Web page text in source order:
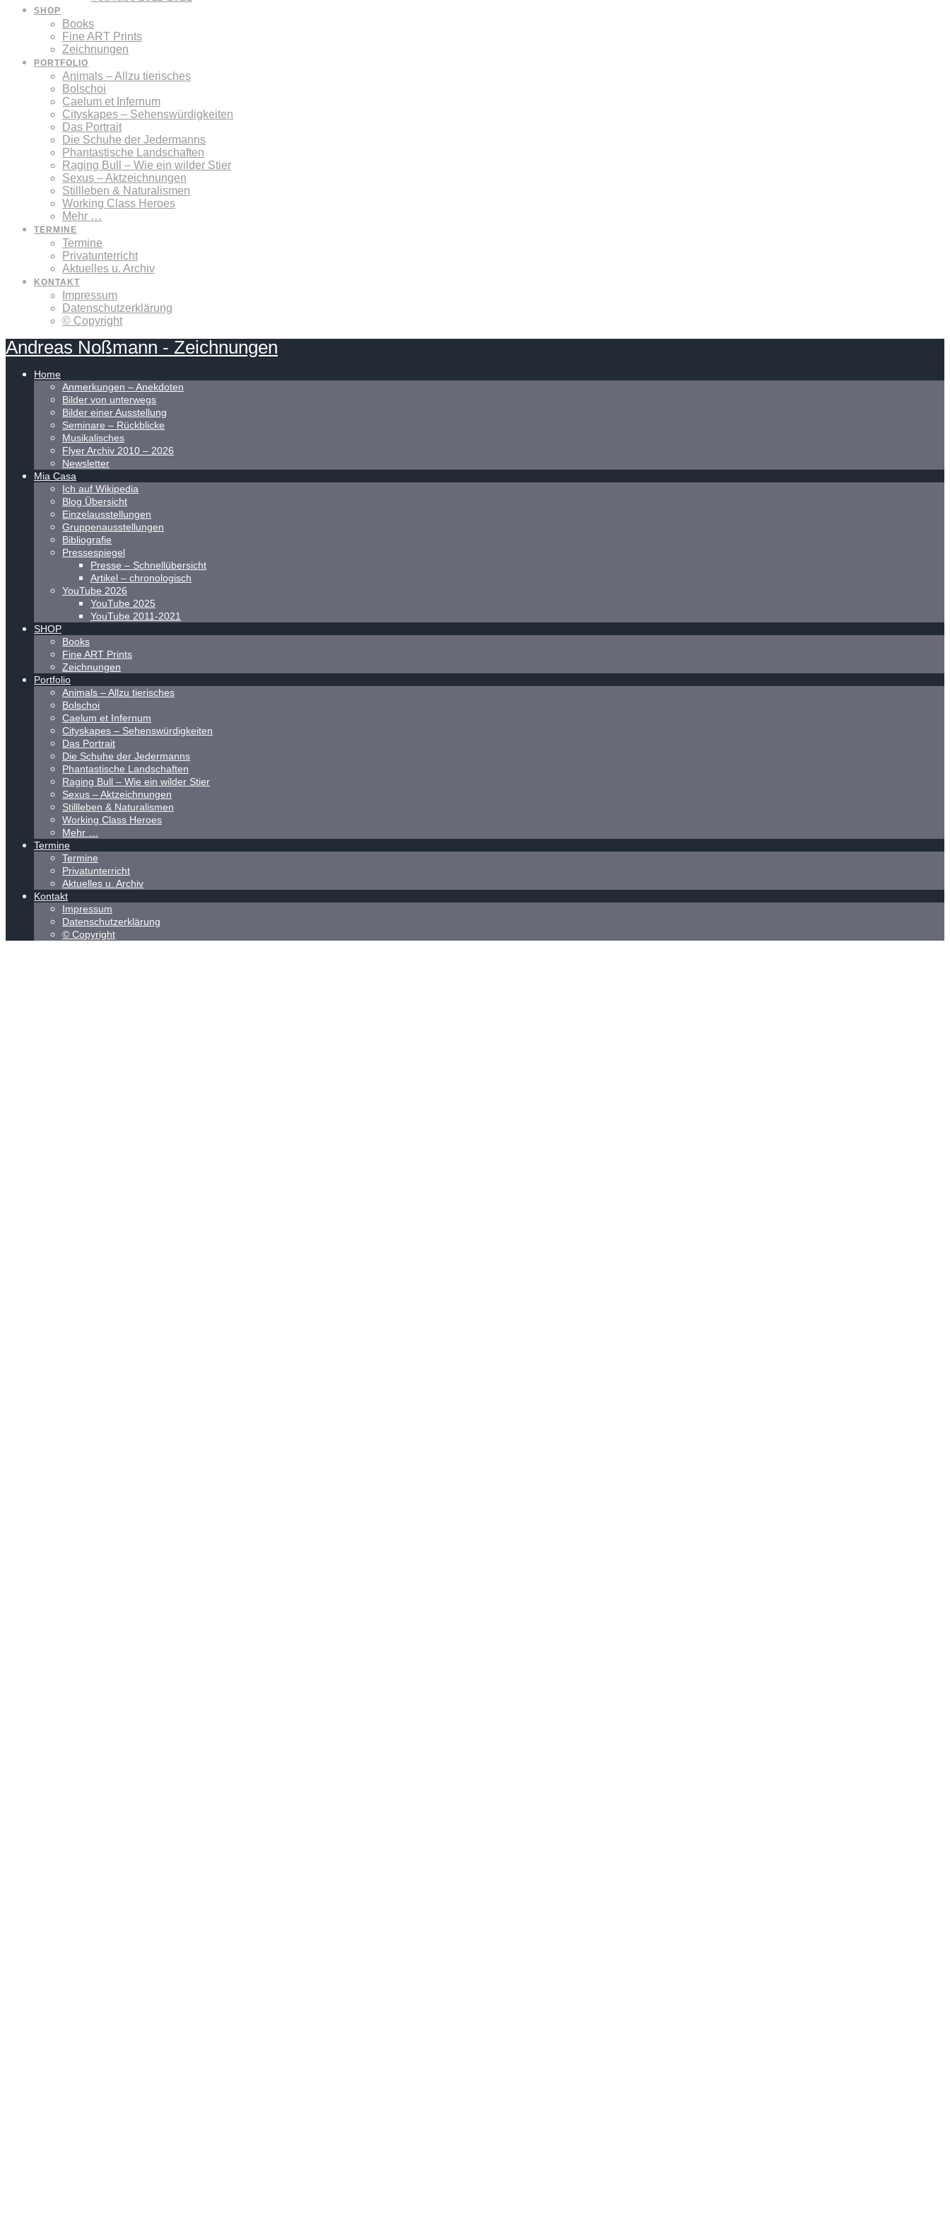
SHOP
Books
Fine ART Prints
Zeichnungen
PORTFOLIO
Animals – Allzu tierisches
Bolschoi
Caelum et Infernum
Cityskapes – Sehenswürdigkeiten
Das Portrait
Die Schuhe der Jedermanns
Phantastische Landschaften
Raging Bull – Wie ein wilder Stier
Sexus – Aktzeichnungen
Stillleben & Naturalismen
Working Class Heroes
Mehr …
TERMINE
Termine
Privatunterricht
Aktuelles u. Archiv
KONTAKT
Impressum
Datenschutzerklärung
© Copyright
Andreas Noßmann - Zeichnungen
Home
Anmerkungen – Anekdoten
Bilder von unterwegs
Bilder einer Ausstellung
Seminare – Rückblicke
Musikalisches
Flyer Archiv 2010 – 2026
Newsletter
Mia Casa
Ich auf Wikipedia
Blog Übersicht
Einzelausstellungen
Gruppenausstellungen
Bibliografie
Pressespiegel
Presse – Schnellübersicht
Artikel – chronologisch
YouTube 2026
YouTube 2025
YouTube 2011-2021
SHOP
Books
Fine ART Prints
Zeichnungen
Portfolio
Animals – Allzu tierisches
Bolschoi
Caelum et Infernum
Cityskapes – Sehenswürdigkeiten
Das Portrait
Die Schuhe der Jedermanns
Phantastische Landschaften
Raging Bull – Wie ein wilder Stier
Sexus – Aktzeichnungen
Stillleben & Naturalismen
Working Class Heroes
Mehr …
Termine
Termine
Privatunterricht
Aktuelles u. Archiv
Kontakt
Impressum
Datenschutzerklärung
© Copyright